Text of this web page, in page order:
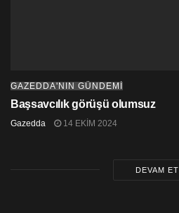
GAZEDDA'NIN GÜNDEMİ
Başsavcılık görüşü olumsuz
Gazedda 14 EKIM 2024
DEVAM ET